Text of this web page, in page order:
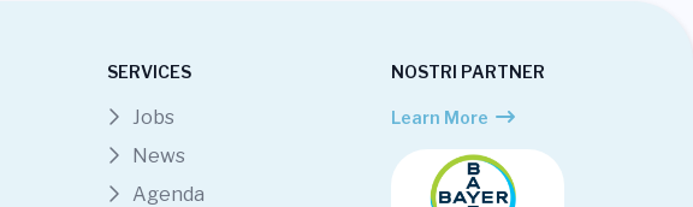
SERVICES
Jobs
News
Agenda
NOSTRI PARTNER
Learn More